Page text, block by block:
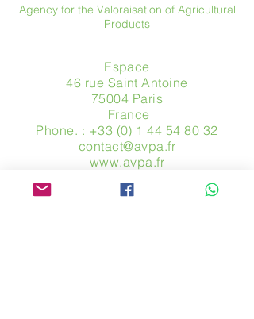
Agency for the Valoraisation of Agricultural
Products
Espace
46 rue Saint Antoine
75004 Paris
​ France
Phone. : +33 (0) 1 44 54 80 32
contact@avpa.fr
www.avpa.fr